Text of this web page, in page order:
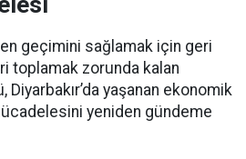
geçimini sağlamak için geri
toplamak zorunda kalan
Diyarbakır’da yaşanan ekonomik
yeniden gündeme